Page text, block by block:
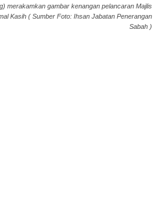
merakamkan gambar kenangan pelancaran Majlis
Kasih ( Sumber Foto: Ihsan Jabatan Penerangan
Sabah )